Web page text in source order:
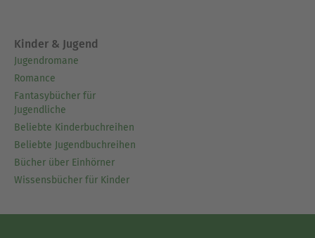
Kinder & Jugend
Jugendromane
Romance
Fantasybücher für
Jugendliche
Beliebte Kinderbuchreihen
Beliebte Jugendbuchreihen
Bücher über Einhörner
Wissensbücher für Kinder